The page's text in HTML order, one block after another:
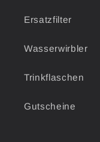
Ersatzfilter
Wasserwirbler
Trinkflaschen
Gutscheine